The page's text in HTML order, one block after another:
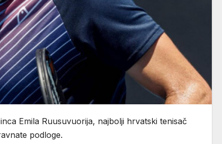
Emila Ruusuvuorija, najbolji hrvatski tenisač
podloge.